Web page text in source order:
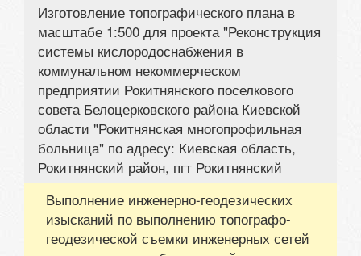
Изготовление топографического плана в
масштабе 1:500 для проекта "Реконструкция
системы кислородоснабжения в
коммунальном некоммерческом
предприятии Рокитнянского поселкового
совета Белоцерковского района Киевской
области "Рокитнянская многопрофильная
больница" по адресу: Киевская область,
Рокитнянский район, пгт Рокитнянский
Выполнение инженерно-геодезических
изысканий по выполнению топографо-
геодезической съемки инженерных сетей